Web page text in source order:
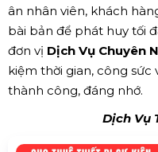
ân nhân viên, khách
bài bản để phát huy tối
đơn vị Dịch Vụ Chuyên
kiệm thời gian, công sức
thành công, đáng nhớ.
Dịch Vụ